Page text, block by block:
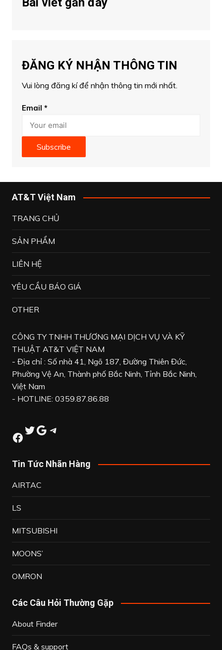
ĐĂNG KÝ NHẬN THÔNG TIN
Vui lòng đăng kí để nhận thông tin mới nhất.
Email *
Subscribe
AT&T Việt Nam
TRANG CHỦ
SẢN PHẨM
LIÊN HỆ
YÊU CẦU BÁO GIÁ
OTHER
CÔNG TY TNHH THƯƠNG MẠI DỊCH VỤ VÀ KỸ
THUẬT AT&T VIỆT NAM
- Địa chỉ : Số nhà 41, Ngõ 187, Đường Thiên Đức,
Phường Vệ An, Thành phố Bắc Ninh, Tỉnh Bắc Ninh,
Việt Nam
- HOTLINE: 0359.87.86.88
Facebook
Twitter
Google
Telegram
Tin Tức Nhãn Hàng
AIRTAC
LS
MITSUBISHI
MOONS’
OMRON
Các Câu Hỏi Thường Gặp
About Finder
FAQs & support